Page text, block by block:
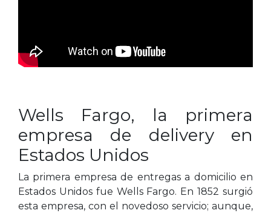
Wells Fargo, la primera
empresa de delivery en
Estados Unidos
La primera empresa de entregas a domicilio en
Estados Unidos fue Wells Fargo. En 1852 surgió
esta empresa, con el novedoso servicio; aunque,